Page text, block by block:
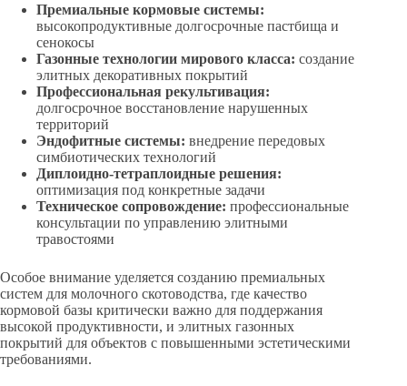
Премиальные кормовые системы:
высокопродуктивные долгосрочные пастбища и
сенокосы
Газонные технологии мирового класса: создание
элитных декоративных покрытий
Профессиональная рекультивация:
долгосрочное восстановление нарушенных
территорий
Эндофитные системы: внедрение передовых
симбиотических технологий
Диплоидно-тетраплоидные решения:
оптимизация под конкретные задачи
Техническое сопровождение: профессиональные
консультации по управлению элитными
травостоями
Особое внимание уделяется созданию премиальных
систем для молочного скотоводства, где качество
кормовой базы критически важно для поддержания
высокой продуктивности, и элитных газонных
покрытий для объектов с повышенными эстетическими
требованиями.